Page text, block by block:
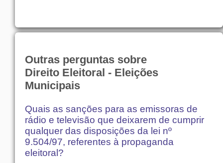
Outras perguntas sobre
Direito Eleitoral - Eleições
Municipais
Quais as sanções para as emissoras de
rádio e televisão que deixarem de cumprir
qualquer das disposições da lei nº
9.504/97, referentes à propaganda
eleitoral?